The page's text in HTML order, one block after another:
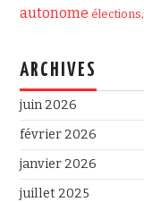
autonome élections;
ARCHIVES
juin 2026
février 2026
janvier 2026
juillet 2025